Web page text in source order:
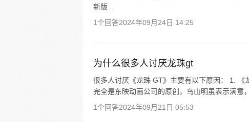
新版...
1个回答2024年09月24日 14:25
为什么很多人讨厌龙珠gt
很多人讨厌《龙珠 GT》主要有以下原因： 1.
完全是东映动画公司的原创，鸟山明虽表示满意
1个回答2024年09月21日 05:53